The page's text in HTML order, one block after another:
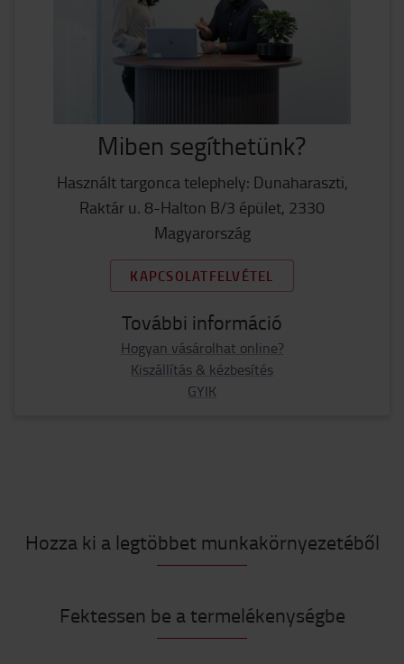
Miben segíthetünk?
Használt targonca telephely: Dunaharaszti,
Raktár u. 8-Halton B/3 épület, 2330
Magyarország
KAPCSOLATFELVÉTEL
További információ
Hogyan vásárolhat online?
Kiszállítás & kézbesítés
GYIK
Hozza ki a legtöbbet munkakörnyezetéből
Fektessen be a termelékenységbe